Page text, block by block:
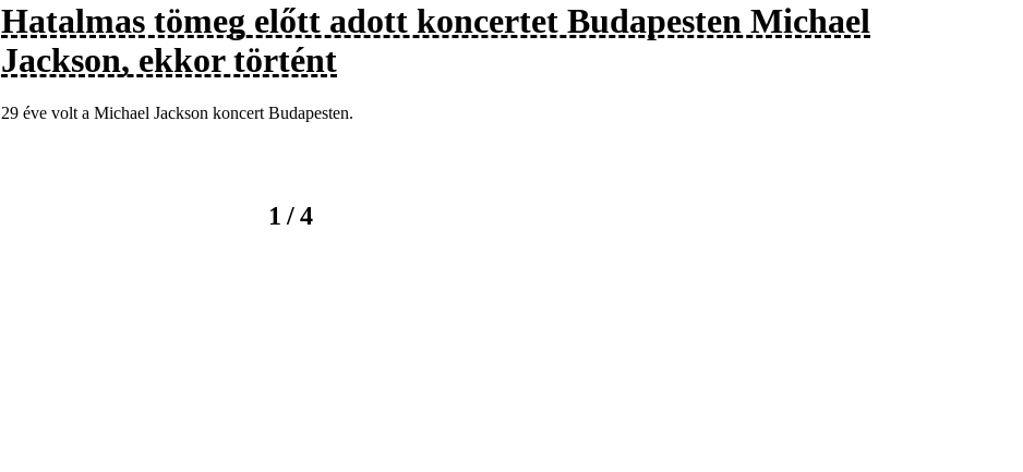
Hatalmas tömeg előtt adott koncertet Budapesten Michael
Jackson, ekkor történt
29 éve volt a Michael Jackson koncert Budapesten.
1 / 4